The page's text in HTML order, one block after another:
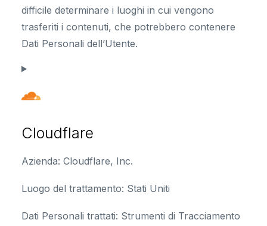
difficile determinare i luoghi in cui vengono
trasferiti i contenuti, che potrebbero contenere
Dati Personali dell’Utente.
Cloudflare
Azienda: Cloudflare, Inc.
Luogo del trattamento: Stati Uniti
Dati Personali trattati: Strumenti di Tracciamento